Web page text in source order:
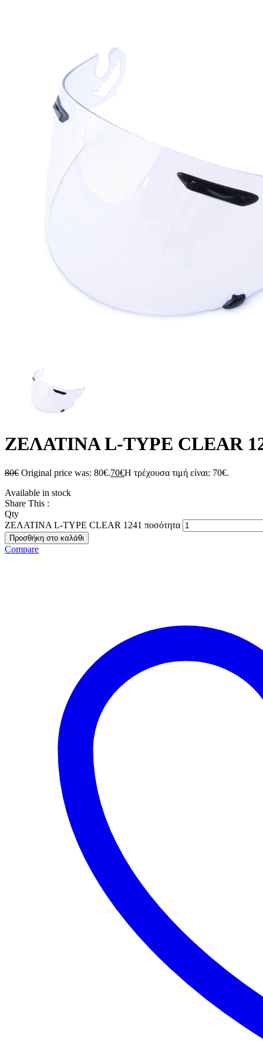
ΖΕΛΑΤΙΝΑ L-TYPE CLEAR
80€ Original price was: 80€.70€Η τρέχουσα τιμή είναι: 70€.
Available in stock
Share This :
Qty
ΖΕΛΑΤΙΝΑ L-TYPE CLEAR 1241 ποσότητα
Προσθήκη στο καλάθι
Compare